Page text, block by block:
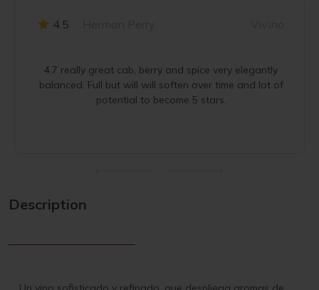
4.5
4.7 really great cab, berry and spice very elegantly
balanced. Full but will will soften over time and lot of
potential to become 5 stars.
Description